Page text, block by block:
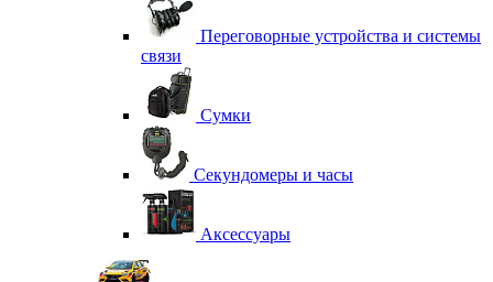
Переговорные устройства и системы
связи
Сумки
Секундомеры и часы
Аксессуары